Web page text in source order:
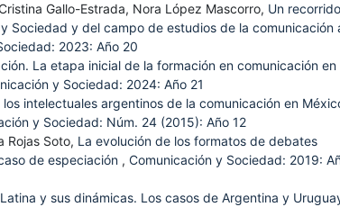
Gallo-Estrada, Nora López Mascorro, Un
Sociedad y del campo de estudios de la comunicación
2023: Año 20
La etapa inicial de la formación en comunicación en
y Sociedad: 2024: Año 21
intelectuales argentinos de la comunicación en
y Sociedad: Núm. 24 (2015): Año 12
Rojas Soto, La evolución de los formatos de debates
de especiación , Comunicación y Sociedad: 2019:
y sus dinámicas. Los casos de Argentina y